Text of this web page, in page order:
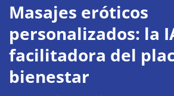
Masajes eróticos
personalizados: la
facilitadora del
bienestar